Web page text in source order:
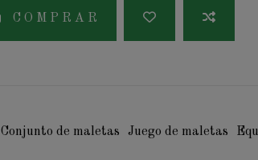
C O M P R A R
Conjunto de maletas Juego de maletas